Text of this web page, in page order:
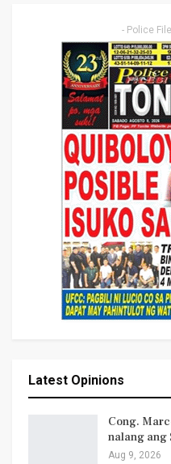
- Police
Latest Opinions
Cong.
nalang ang
Aug 9, 2026